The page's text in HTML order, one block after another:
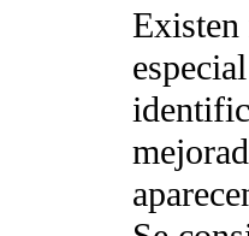
Existen